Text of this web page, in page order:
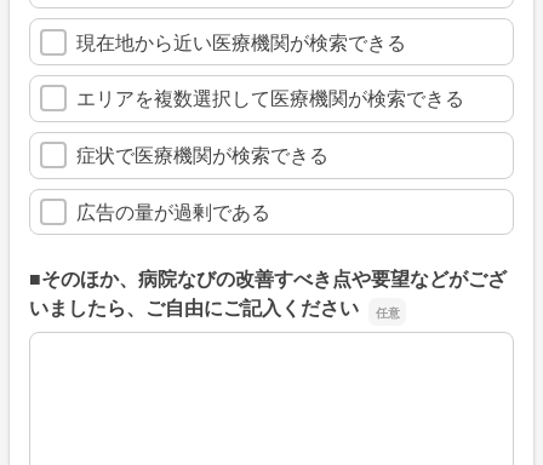
現在地から近い医療機関が検索できる
エリアを複数選択して医療機関が検索できる
症状で医療機関が検索できる
広告の量が過剰である
■そのほか、病院なびの改善すべき点や要望などがござ
いましたら、ご自由にご記入ください
■そのほか、病院なびの改善すべき点や要望などがござい